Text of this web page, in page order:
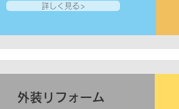
詳しく見る>
外装リフォーム